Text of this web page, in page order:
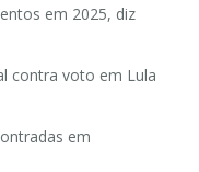
em 2025, diz
contra voto em Lula
em